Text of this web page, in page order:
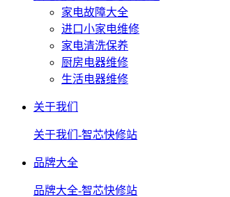
家电故障大全
进口小家电维修
家电清洗保养
厨房电器维修
生活电器维修
关于我们
关于我们-智芯快修站
品牌大全
品牌大全-智芯快修站